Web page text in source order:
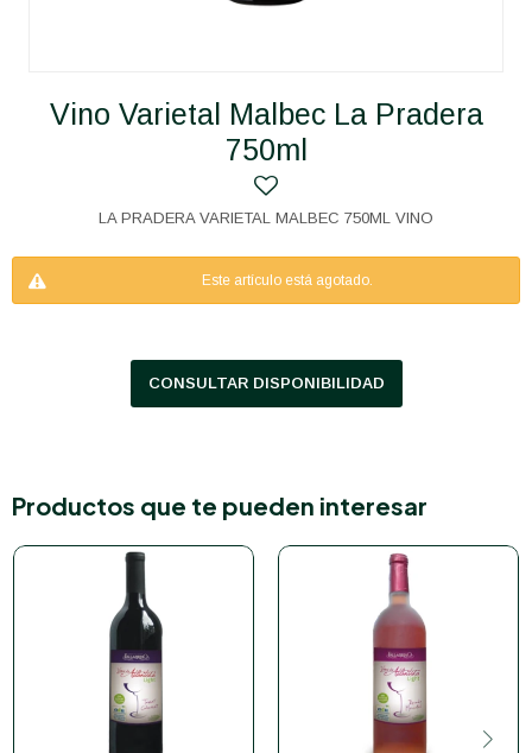
Vino Varietal Malbec La Pradera
750ml
LA PRADERA VARIETAL MALBEC 750ML VINO
Este artículo está agotado.
CONSULTAR DISPONIBILIDAD
Productos que te pueden interesar